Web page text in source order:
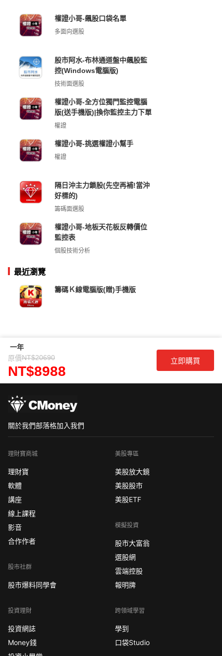
權證小哥-飆股口袋名單
多面向選股
股市阿水-布林通道盤中飆股監
控(Windows電腦版)
技術面選股
權證小哥-全方位獨門監控電腦
版(送手機版)|換你監控主力下單
權證
權證小哥-挑選權證小幫手
權證
隔日沖主力鎖股(先空再補!當沖
好標的)
籌碼面選股
權證小哥-地板天花板反轉價位
監控表
個股技術分析
最近瀏覽
籌碼Ｋ線電腦版(贈)手機版
一年
原價NT$20690
NT$8988
立即購買
關於我們部落格加入我們
理財寶商城
理財寶
軟體
講座
線上課程
影音
合作作者
股市社群
股市爆料同學會
投資理財
投資網誌
Money錢
美股專區
美股放大鏡
美股股市
美股ETF
模擬投資
股市大富翁
選股網
雲端控股
報明牌
跨領域學習
學到
口袋Studio